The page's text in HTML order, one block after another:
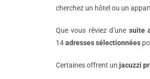
cherchez un hôtel ou un
Que vous rêviez d’une suite
14adresses sélectionnées
Certaines offrent un jacuzzi